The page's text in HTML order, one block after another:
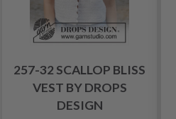
257-32 SCALLOP BLISS
VEST BY DROPS
DESIGN